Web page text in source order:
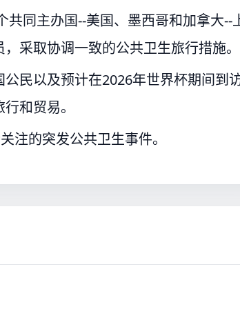
共同主办国--美国、墨西哥和加拿大--
采取协调一致的公共卫生旅行措施。
民以及预计在2026年世界杯期间到
和贸易。
注的突发公共卫生事件。